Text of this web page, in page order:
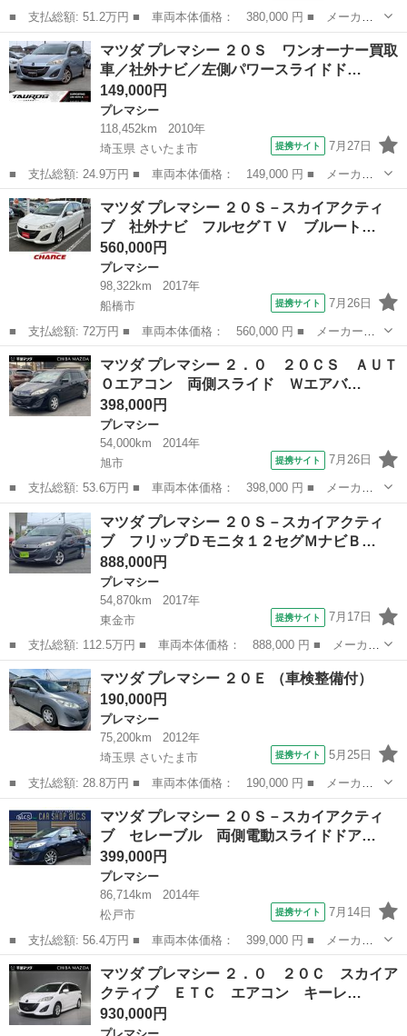
■ 支払総額: 51.2万円 ■ 車両本体価格： 380,000 円 ■ メーカー
名： マツダ ■ 車種名： プレマシー ■ グレード名： ２０Ｃ－
スカイアクティブ Ｂｌｕｅｔｏｏｔｈフルセグナビ ドラレコ バ
ックカメラ ...
千葉 八街市 プレマシー
マツダ プレマシー ２０Ｓ ワンオーナー買取
車／社外ナビ／左側パワースライドド…
149,000円
プレマシー
118,452km
2010年
埼玉県 さいたま市
提携サイト 7月27日
■ 支払総額: 24.9万円 ■ 車両本体価格： 149,000 円 ■ メーカー
名： マツダ ■ 車種名： プレマシー ■ グレード名： ２０Ｓ
ワンオーナー買取車／社外ナビ／左側パワースライドドア／バックカ
メラ／ＴＶ／...
埼玉 さいたま市 プレマシー
マツダ プレマシー ２０Ｓ－スカイアクティ
ブ 社外ナビ フルセグＴＶ ブルート…
560,000円
プレマシー
98,322km
2017年
船橋市
提携サイト 7月26日
■ 支払総額: 72万円 ■ 車両本体価格： 560,000 円 ■ メーカー
名： マツダ ■ 車種名： プレマシー ■ グレード名： ２０Ｓ－
スカイアクティブ 社外ナビ フルセグＴＶ ブルートゥース接続
可 アイドリングス...
千葉 船橋市 プレマシー
マツダ プレマシー ２．０ ２０ＣＳ ＡＵＴ
Ｏエアコン 両側スライド Ｗエアバ…
398,000円
プレマシー
54,000km
2014年
旭市
提携サイト 7月26日
■ 支払総額: 53.6万円 ■ 車両本体価格： 398,000 円 ■ メーカー
名： マツダ ■ 車種名： プレマシー ■ グレード名： ２．０
２０ＣＳ ＡＵＴＯエアコン 両側スライド Ｗエアバッグ パワー
ステアリング...
千葉 旭市 プレマシー
マツダ プレマシー ２０Ｓ－スカイアクティ
ブ フリップＤモニタ１２セグＭナビＢ…
888,000円
プレマシー
54,870km
2017年
東金市
提携サイト 7月17日
■ 支払総額: 112.5万円 ■ 車両本体価格： 888,000 円 ■ メーカー
名： マツダ ■ 車種名： プレマシー ■ グレード名： ２０Ｓ－
スカイアクティブ フリップＤモニタ１２セグＭナビＢカメラ左Ａド
アＬＥＤラ...
千葉 東金市 プレマシー
マツダ プレマシー ２０Ｅ （車検整備付）
190,000円
プレマシー
75,200km
2012年
埼玉県 さいたま市
提携サイト 5月25日
■ 支払総額: 28.8万円 ■ 車両本体価格： 190,000 円 ■ メーカー
名： マツダ ■ 車種名： プレマシー ■ グレード名： ２０Ｅ
■ 排気量： 2000cc ■ ドア枚数： 5D ■ ミッション： AT5...
埼玉 さいたま市 プレマシー
マツダ プレマシー ２０Ｓ－スカイアクティ
ブ セレーブル 両側電動スライドドア…
399,000円
プレマシー
86,714km
2014年
松戸市
提携サイト 7月14日
■ 支払総額: 56.4万円 ■ 車両本体価格： 399,000 円 ■ メーカー
名： マツダ ■ 車種名： プレマシー ■ グレード名： ２０Ｓ－
スカイアクティブ セレーブル 両側電動スライドドア スマートキ
ー ＳＤナビ...
千葉 松戸市 プレマシー
マツダ プレマシー ２．０ ２０Ｃ スカイア
クティブ ＥＴＣ エアコン キーレ…
930,000円